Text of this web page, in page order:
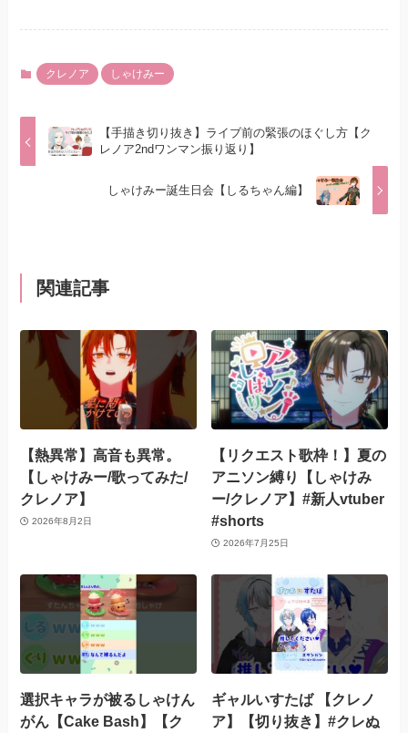
クレノア しゃけみー
【手描き切り抜き】ライブ前の緊張のほぐし方【ク
レノア2ndワンマン振り返り】
しゃけみー誕生日会【しるちゃん編】
関連記事
【熱異常】高音も異常。
【しゃけみー/歌ってみた/
クレノア】
2026年8月2日
【リクエスト歌枠！】夏の
アニソン縛り【しゃけみ
ー/クレノア】#新人vtuber
#shorts
2026年7月25日
選択キャラが被るしゃけん
がん【Cake Bash】【ク
ギャルいすたば 【クレノ
ア】【切り抜き】#クレぬ